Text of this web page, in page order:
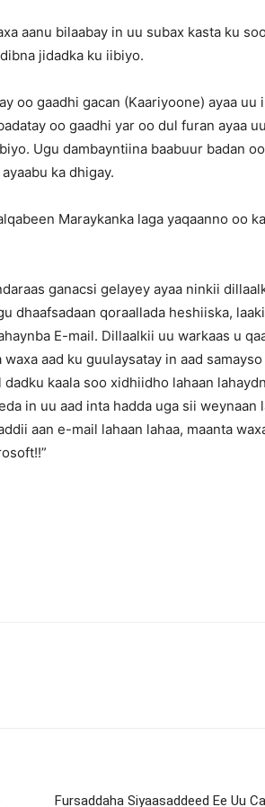
aanu bilaabay in uu subax kasta ku
jidadka ku iibiyo.
oo gaadhi gacan (Kaariyoone) ayaa uu
oo gaadhi yar oo dul furan ayaa
Ugu dambayntiina baabuur badan oo
ka dhigay.
Maraykanka laga yaqaanno oo
ganacsi gelayey ayaa ninkii
dhaafsadaan qoraallada heshiiska,
E-mail. Dillaalkii uu warkaas u
aad ku guulaysatay in aad
kaala soo xidhiidho lahaan
in uu aad inta hadda uga sii weynaan
aan e-mail lahaan lahaa, maanta
Fursaddaha Siyaasaddeed Ee Uu